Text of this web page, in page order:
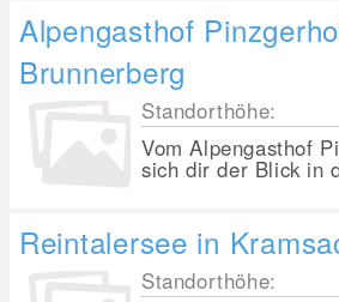
Alpengasthof
Brunnerberg
Standorthöhe:
Vom Alpengasthof
sich dir der Blick in
Reintalersee in
Standorthöhe: